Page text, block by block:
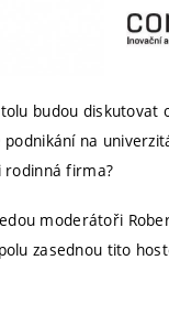
budou
na
rodinná firma?
moderátoři
zasednou tito